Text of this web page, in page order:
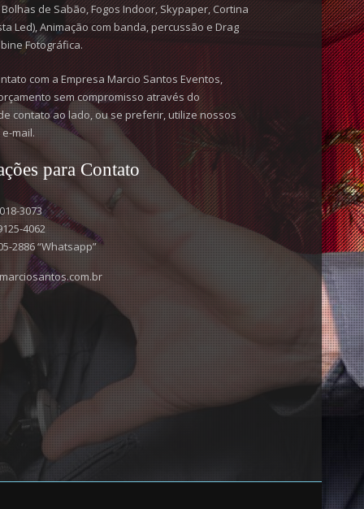
de Sabão, Fogos Indoor, Skypaper, Cortina
Led), Animação com banda, percussão e Drag
Fotográfica.
com a Empresa Marcio Santos Eventos,
sem compromisso através do
contato ao lado, ou se preferir, utilize nossos
mail.
para Contato
3073
4062
2886 “Whatsapp”